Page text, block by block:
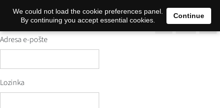
0
Adresa e-pošte
Lozinka
We could not load the cookie preferences panel.
By continuing you accept essential cookies.
Continue